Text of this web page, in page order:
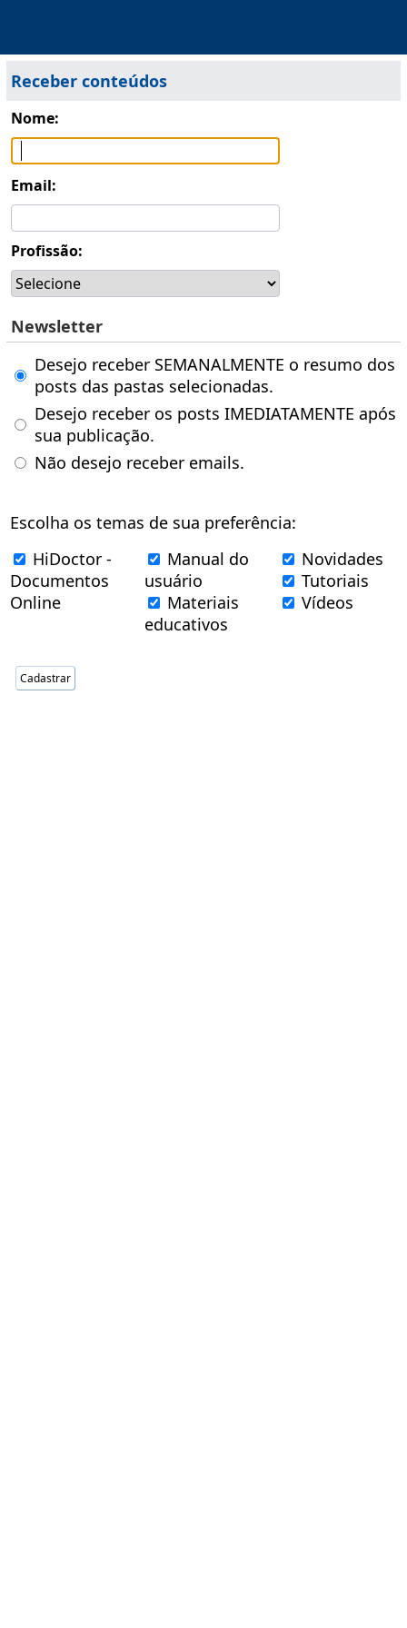
Receber conteúdos
Nome:
Email:
Profissão:
Newsletter
Desejo receber SEMANALMENTE o resumo dos
posts das pastas selecionadas.
Desejo receber os posts IMEDIATAMENTE após
sua publicação.
Não desejo receber emails.
Escolha os temas de sua preferência:
HiDoctor -
Documentos
Online
Manual do
usuário
Materiais
educativos
Novidades
Tutoriais
Vídeos